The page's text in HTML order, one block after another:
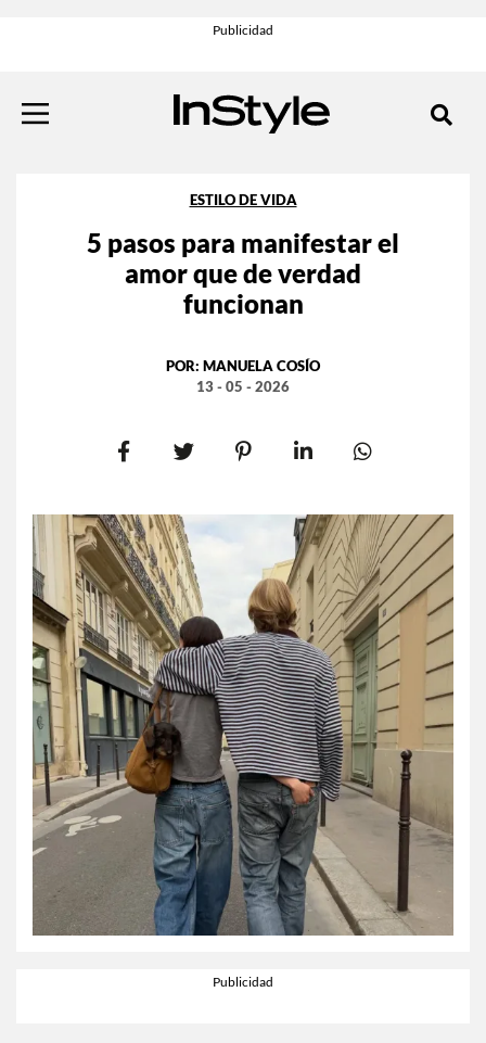
ESTILO DE VIDA
5 pasos para manifestar el
amor que de verdad
funcionan
POR: MANUELA COSÍO
13 - 05 - 2026